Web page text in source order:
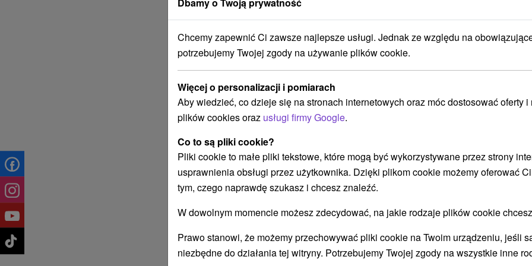
stylu Art Deco
Uzdrowisko Turczańskie Teplice
Śniadanie, Śniadanie I Kolacja
Luksusowy relaks z zabiegami i nielimitowanym
dostępem do SPA i AQUAPARKU. Naszą
gastronomia.
➝ Pokračovať v
Chcemy zapewnić Ci zawsze najlepsze usługi. Jednak ze względu na
potrzebujemy Twojej zgody na używanie plików cookie.
Więcej o personalizacji i pomiarach
Aby wiedzieć, co dzieje się na stronach internetowych oraz móc dostosować oferty i
plików cookies oraz usługi firmy Google.
Co to są pliki cookie?
Pliki cookie to małe pliki tekstowe, które mogą być wykorzystywane przez strony
usprawnienia obsługi przez użytkownika. Dzięki plikom cookie możemy oferować
tym, czego naprawdę szukasz i chcesz znaleźć.
W dowolnym momencie możesz zdecydować, na jakie rodzaje plików cookie
Prawo stanowi, że możemy przechowywać pliki cookie na Twoim urządzeniu, jeśli
niezbędne do działania tej witryny. Potrzebujemy Twojej zgody na wszystkie inne